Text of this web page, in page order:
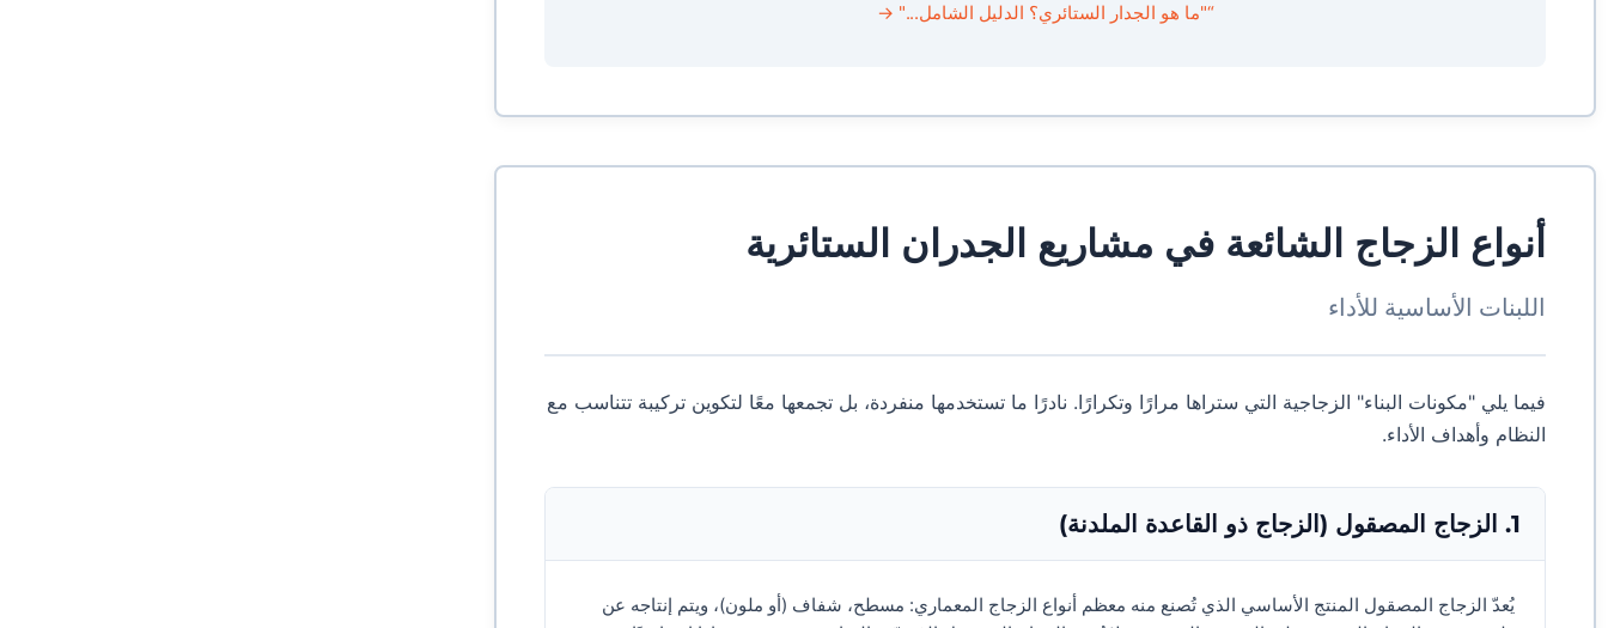
“"ما هو الجدار الستائري؟ الدليل الشامل..." →
أنواع الزجاج الشائعة في مشاريع الجدران الستائرية
اللبنات الأساسية للأداء
فيما يلي "مكونات البناء" الزجاجية التي ستراها مرارًا وتكرارًا. نادرًا ما تستخدمها منفردة، بل تجمعها معًا لتكوين تركيبة تتناسب مع
النظام وأهداف الأداء.
1. الزجاج المصقول (الزجاج ذو القاعدة الملدنة)
يُعدّ الزجاج المصقول المنتج الأساسي الذي تُصنع منه معظم أنواع الزجاج المعماري: مسطح، شفاف (أو ملون)، ويتم إنتاجه عن